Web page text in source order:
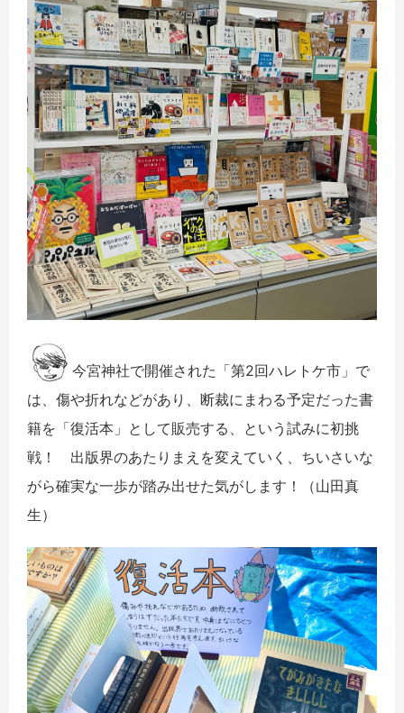
今宮神社で開催された「第2回ハレトケ市」で
は、傷や折れなどがあり、断裁にまわる予定だった書
籍を「復活本」として販売する、という試みに初挑
戦！ 出版界のあたりまえを変えていく、ちいさいな
がら確実な一歩が踏み出せた気がします！（山田真
生）